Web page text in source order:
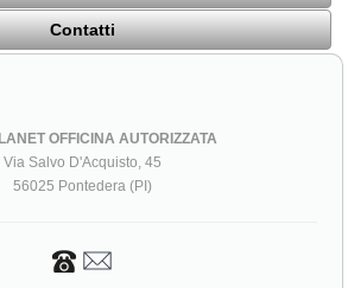
Contatti
OFFICINA AUTORIZZATA
Via Salvo D'Acquisto, 45
56025 Pontedera (PI)